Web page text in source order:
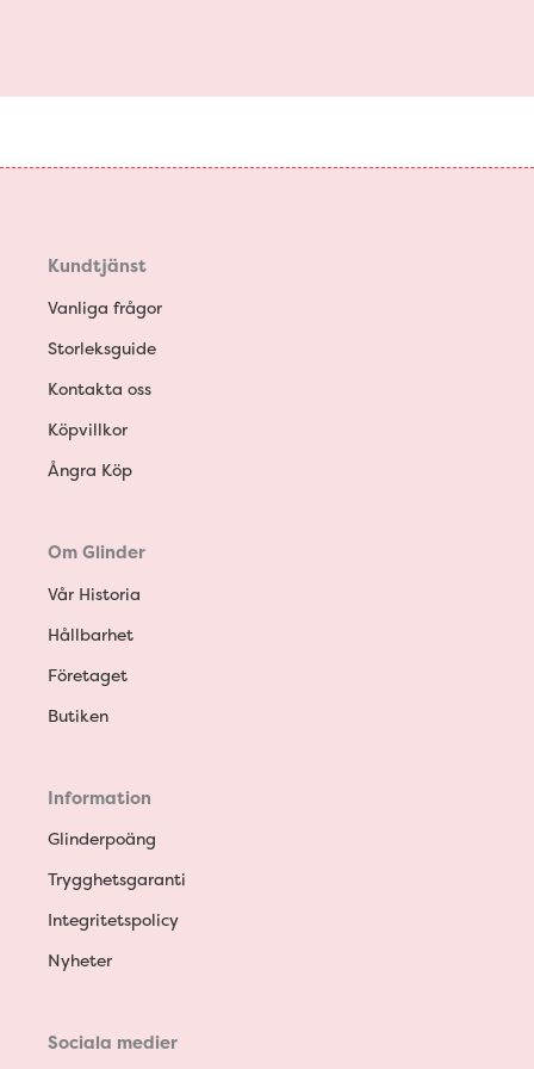
Kundtjänst
Vanliga frågor
Storleksguide
Kontakta oss
Köpvillkor
Ångra Köp
Om Glinder
Vår Historia
Hållbarhet
Företaget
Butiken
Information
Glinderpoäng
Trygghetsgaranti
Integritetspolicy
Nyheter
Sociala medier